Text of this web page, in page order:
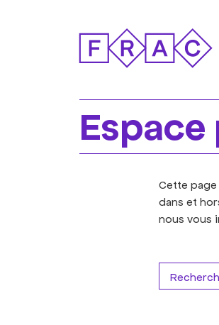
Cette page
dans et
nous vous